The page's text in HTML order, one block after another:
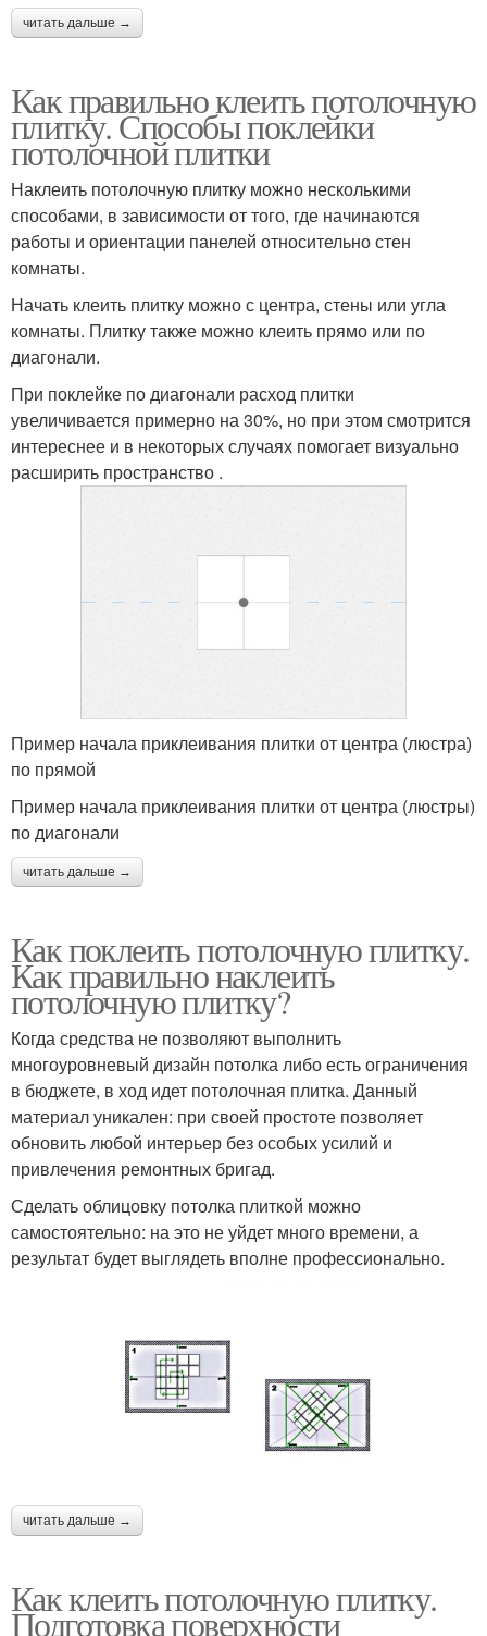
читать дальше →
Как правильно клеить потолочную
плитку. Способы поклейки
потолочной плитки
Наклеить потолочную плитку можно несколькими
способами, в зависимости от того, где начинаются
работы и ориентации панелей относительно стен
комнаты.
Начать клеить плитку можно с центра, стены или угла
комнаты. Плитку также можно клеить прямо или по
диагонали.
При поклейке по диагонали расход плитки
увеличивается примерно на 30%, но при этом смотрится
интереснее и в некоторых случаях помогает визуально
расширить пространство .
Пример начала приклеивания плитки от центра (люстра)
по прямой
Пример начала приклеивания плитки от центра (люстры)
по диагонали
читать дальше →
Как поклеить потолочную плитку.
Как правильно наклеить
потолочную плитку?
Когда средства не позволяют выполнить
многоуровневый дизайн потолка либо есть ограничения
в бюджете, в ход идет потолочная плитка. Данный
материал уникален: при своей простоте позволяет
обновить любой интерьер без особых усилий и
привлечения ремонтных бригад.
Сделать облицовку потолка плиткой можно
самостоятельно: на это не уйдет много времени, а
результат будет выглядеть вполне профессионально.
читать дальше →
Как клеить потолочную плитку.
Подготовка поверхности